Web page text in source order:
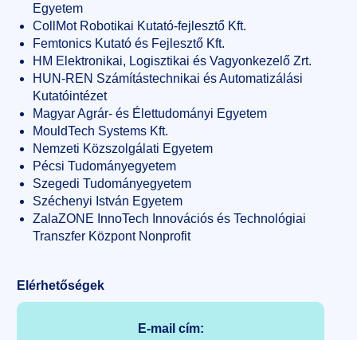
Egyetem
CollMot Robotikai Kutató-fejlesztő Kft.
Femtonics Kutató és Fejlesztő Kft.
HM Elektronikai, Logisztikai és Vagyonkezelő Zrt.
HUN-REN Számítástechnikai és Automatizálási
Kutatóintézet
Magyar Agrár- és Élettudományi Egyetem
MouldTech Systems Kft.
Nemzeti Közszolgálati Egyetem
Pécsi Tudományegyetem
Szegedi Tudományegyetem
Széchenyi István Egyetem
ZalaZONE InnoTech Innovációs és Technológiai
Transzfer Központ Nonprofit
Elérhetőségek
E-mail cím: